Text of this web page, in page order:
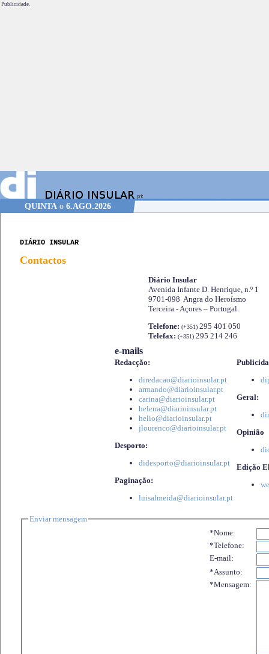
Publicidade.
QUINTAo 6.AGO.2026
DIÁRIO INSULAR
Contactos
Diário Insular
Avenida Infante D. Henrique, n.º 1
9701-098 Angra do Heroísmo
Terceira - Açores – Portugal.
Telefone: (+351) 295 401 050
Telefax: (+351) 295 214 246
e-mails
Redacção:
diredacao@diarioinsular.pt
armando@diarioinsular.pt
carina@diarioinsular.pt
helena@diarioinsular.pt
helio@diarioinsular.pt
jlourenco@diarioinsular.pt
Desporto:
didesporto@diarioinsular.pt
Paginação:
luisalmeida@diarioinsular.pt
Geral:
Opinião
Edição
Enviar mensagem
*Nome:
*Telefone:
E-mail:
*Assunto:
*Mensagem: